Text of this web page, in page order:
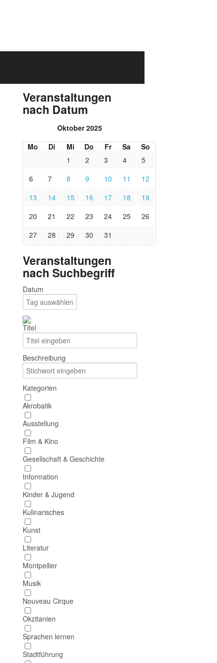
Veranstaltungen
nach Datum
Oktober 2025
Mo
Di Mi Do Fr Sa
So
1
2 3 4
5
6
7 8 9 10 11
12
13
14 15 16 17 18
19
20
21 22 23 24 25
26
27
28 29 30 31
Veranstaltungen
nach Suchbegriff
Datum
Titel
Beschreibung
Kategorien
Akrobatik
Ausstellung
Film & Kino
Gesellschaft & Geschichte
Information
Kinder & Jugend
Kulinarisches
Kunst
Literatur
Montpellier
Musik
Nouveau Cirque
Okzitanien
Sprachen lernen
Stadtführung